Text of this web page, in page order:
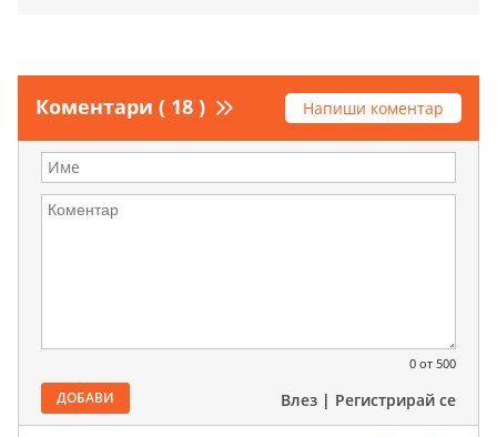
Коментари ( 18 ) Напиши коментар
0 от 500
ДОБАВИ Влез | Регистрирай се